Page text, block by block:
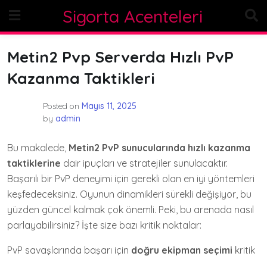
content
Sigorta Acenteleri
Metin2 Pvp Serverda Hızlı PvP
Kazanma Taktikleri
Posted on Mayıs 11, 2025
by admin
Bu makalede, Metin2 PvP sunucularında hızlı kazanma
taktiklerine dair ipuçları ve stratejiler sunulacaktır.
Başarılı bir PvP deneyimi için gerekli olan en iyi yöntemleri
keşfedeceksiniz. Oyunun dinamikleri sürekli değişiyor, bu
yüzden güncel kalmak çok önemli. Peki, bu arenada nasıl
parlayabilirsiniz? İşte size bazı kritik noktalar:
PvP savaşlarında başarı için doğru ekipman seçimi kritik